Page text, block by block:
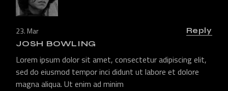
23. Mar
JOSH BOWLING
Lorem ipsum dolor sit amet, consectetur adipiscing elit,
sed do eiusmod tempor inci didunt ut labore et dolore
magna aliqua. Ut enim ad minim
Reply